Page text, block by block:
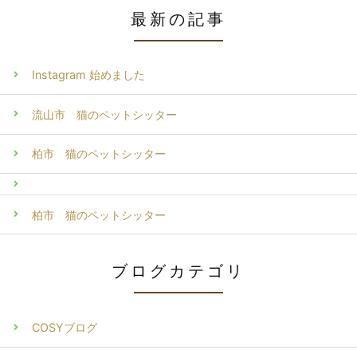
最新の記事
Instagram 始めました
流山市 猫のペットシッター
柏市 猫のペットシッター
柏市 猫のペットシッター
ブログカテゴリ
COSYブログ